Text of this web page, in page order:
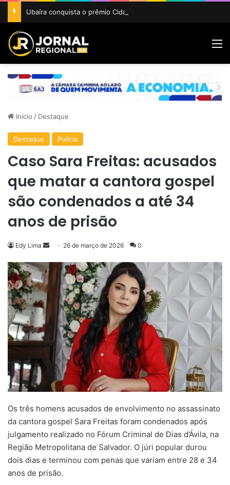
Início / Destaque
Destaque Polícia
Caso Sara Freitas: acusados
que matar a cantora gospel
são condenados a até 34
anos de prisão
Edy Lima
Mande
mail
26 de março de 2026 0
Os três homens acusados de envolvimento no assassinato
da cantora gospel Sara Freitas foram condenados após
julgamento realizado no Fórum Criminal de Dias d’Ávila, na
Região Metropolitana de Salvador. O júri popular durou
dois dias e terminou com penas que variam entre 28 e 34
anos de prisão.